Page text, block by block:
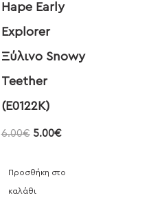
Hape Early
Explorer
Ξύλινο Snowy
Teether
(E0122K)
6.00€ 5.00€
Προσθήκη στο
καλάθι